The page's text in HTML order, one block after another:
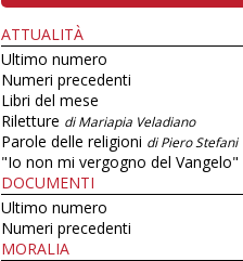
ATTUALITÀ
Ultimo numero
Numeri precedenti
Libri del mese
Riletture di Mariapia Veladiano
Parole delle religioni di Piero Stefani
"Io non mi vergogno del Vangelo"
DOCUMENTI
Ultimo numero
Numeri precedenti
MORALIA